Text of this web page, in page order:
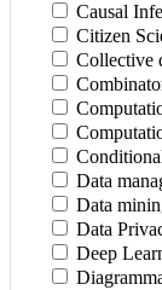
Causal
Citizen
Collective
Data
Data
Data
Deep